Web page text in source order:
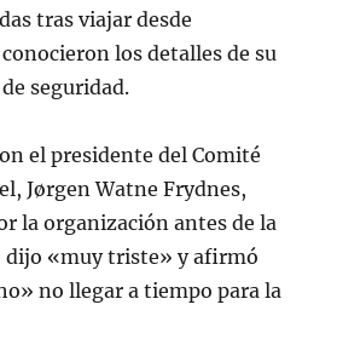
tras viajar desde
los detalles de su
seguridad.
el presidente del Comité
Jørgen Watne Frydnes,
la organización antes de la
dijo «muy triste» y afirmó
no llegar a tiempo para la